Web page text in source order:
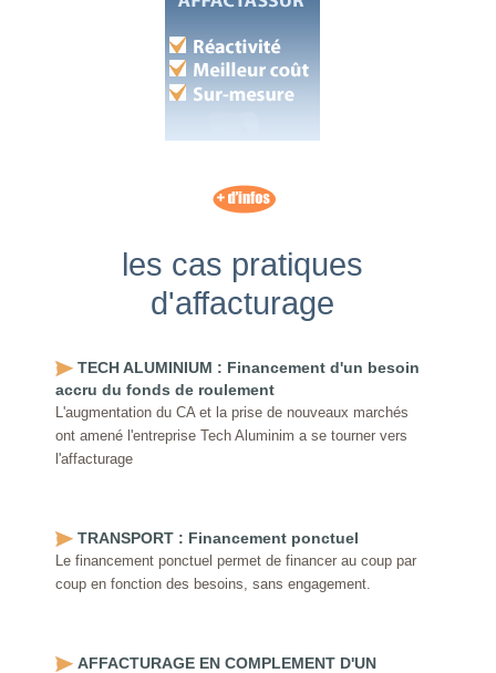
les cas pratiques
d'affacturage
TECH ALUMINIUM : Financement d'un besoin
accru du fonds de roulement
L'augmentation du CA et la prise de nouveaux marchés
ont amené l'entreprise Tech Aluminim a se tourner vers
l'affacturage
TRANSPORT : Financement ponctuel
Le financement ponctuel permet de financer au coup par
coup en fonction des besoins, sans engagement.
AFFACTURAGE EN COMPLEMENT D'UN